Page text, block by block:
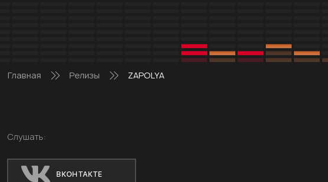
Главная Релизы ZAPOLYA
Слушать:
ВКОНТАКТЕ